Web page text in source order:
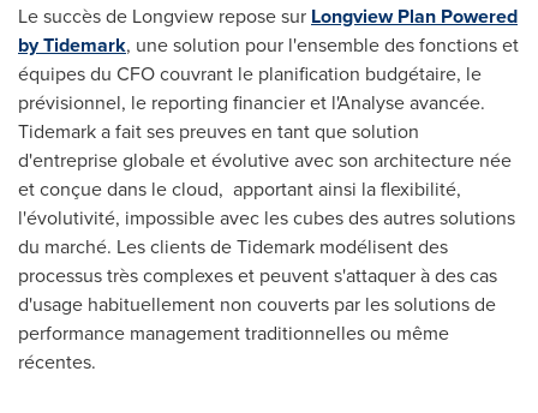
Le succès de Longview repose sur Longview Plan Powered
by Tidemark, une solution pour l'ensemble des fonctions et
équipes du CFO couvrant le planification budgétaire, le
prévisionnel, le reporting financier et l'Analyse avancée.
Tidemark a fait ses preuves en tant que solution
d'entreprise globale et évolutive avec son architecture née
et conçue dans le cloud, apportant ainsi la flexibilité,
l'évolutivité, impossible avec les cubes des autres solutions
du marché. Les clients de Tidemark modélisent des
processus très complexes et peuvent s'attaquer à des cas
d'usage habituellement non couverts par les solutions de
performance management traditionnelles ou même
récentes.